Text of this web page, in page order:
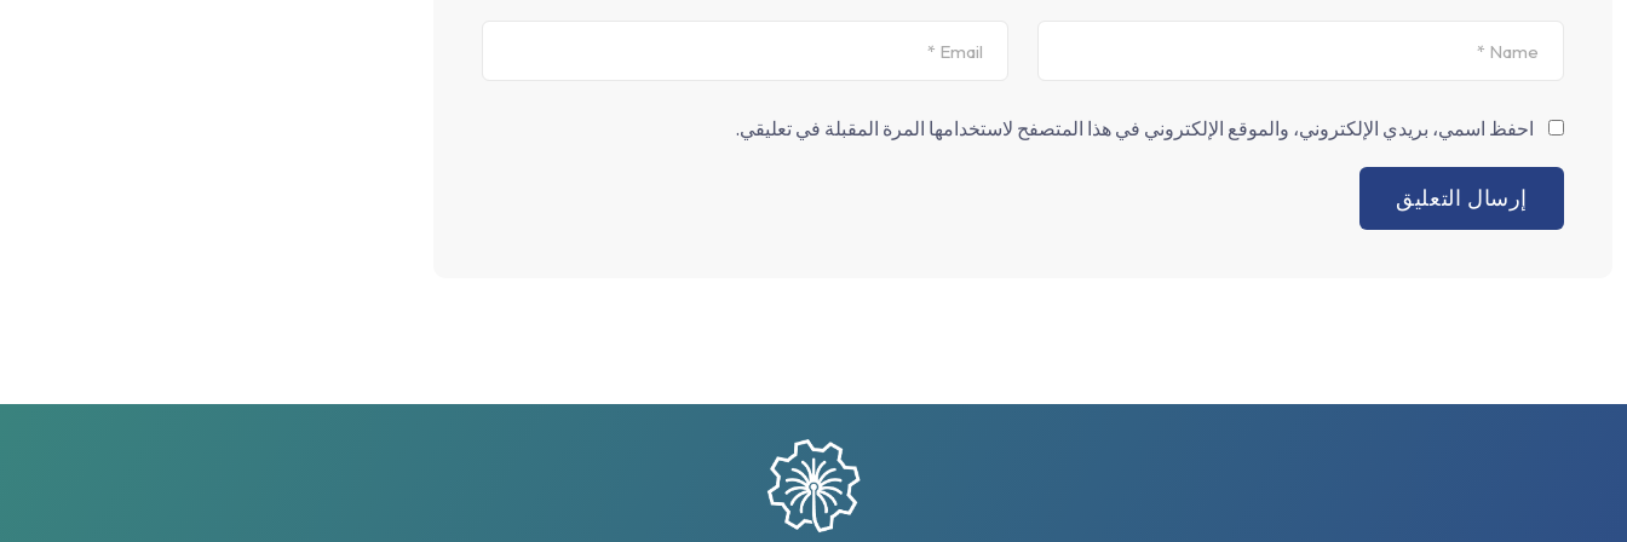
احفظ اسمي، بريدي الإلكتروني، والموقع الإلكتروني في هذا المتصفح لاستخدامها المرة المقبلة في تعليقي.